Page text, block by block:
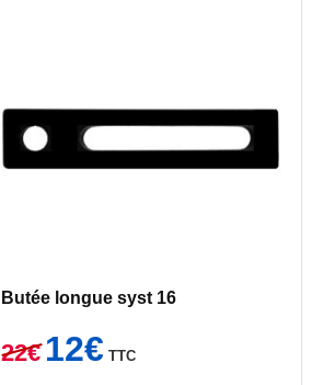
Butée longue syst 16
22€
Le
prix
12€prix
TTC